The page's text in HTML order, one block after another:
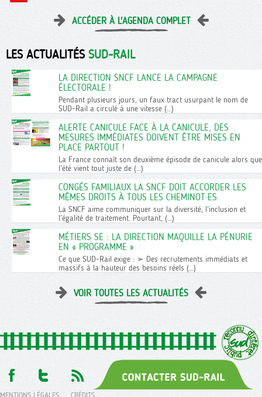
ACCÉDER À L'AGENDA COMPLET
LES ACTUALITÉS SUD-RAIL
LA DIRECTION SNCF LANCE LA CAMPAGNE
ÉLECTORALE !
Pendant plusieurs jours, un faux tract usurpant le nom de
SUD-Rail a circulé à une vitesse (…)
ALERTE CANICULE FACE À LA CANICULE, DES
MESURES IMMÉDIATES DOIVENT ÊTRE MISES EN
PLACE PARTOUT !
La France connaît son deuxième épisode de canicule alors que
l’été vient tout juste de (…)
CONGÉS FAMILIAUX LA SNCF DOIT ACCORDER LES
MÊMES DROITS À TOUS LES CHEMINOT·ES
La SNCF aime communiquer sur la diversité, l’inclusion et
l’égalité de traitement. Pourtant, (…)
MÉTIERS SE : LA DIRECTION MAQUILLE LA PÉNURIE
EN « PROGRAMME »
Ce que SUD-Rail exige : ➢ Des recrutements immédiats et
massifs à la hauteur des besoins réels (…)
VOIR TOUTES LES ACTUALITÉS
MENTIONS LÉGALES CRÉDITS